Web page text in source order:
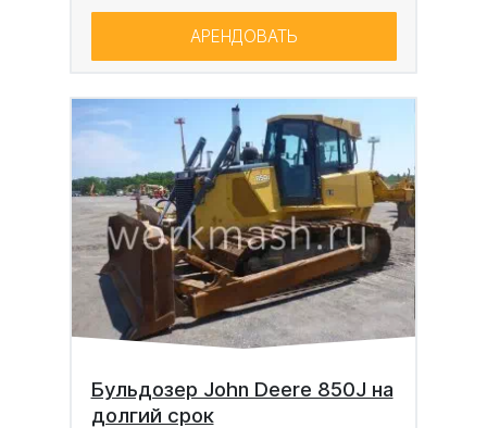
АРЕНДОВАТЬ
Бульдозер John Deere 850J на
долгий срок